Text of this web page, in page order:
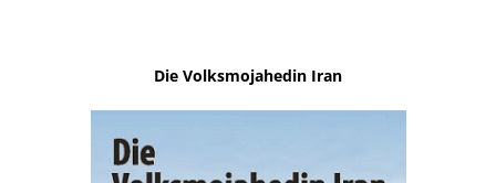
Die Volksmojahedin Iran